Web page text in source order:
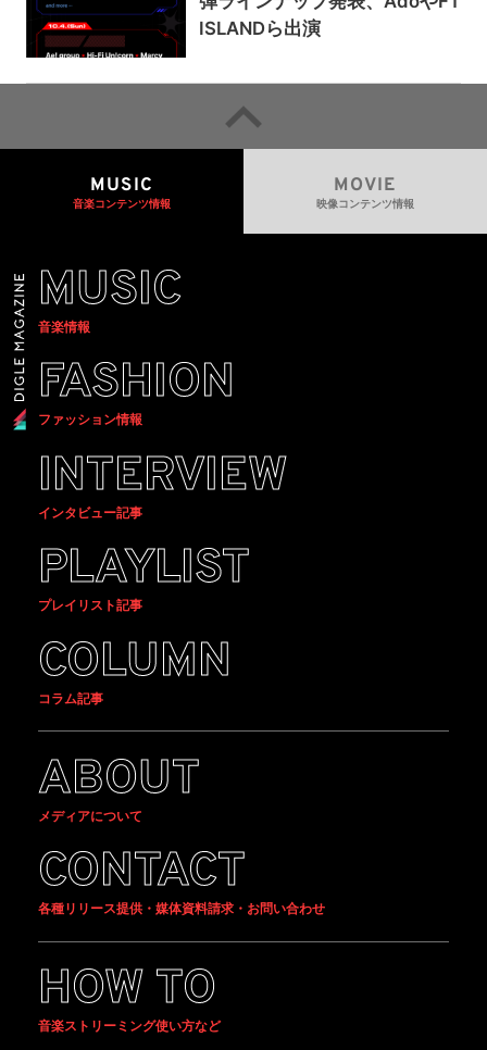
ISLANDら出演
MUSIC
音楽コンテンツ情報
MOVIE
映像コンテンツ情報
MUSIC
音楽情報
FASHION
ファッション情報
INTERVIEW
インタビュー記事
PLAYLIST
プレイリスト記事
COLUMN
コラム記事
ABOUT
メディアについて
CONTACT
各種リリース提供・媒体資料請求・お問い合わせ
HOW TO
音楽ストリーミング使い方など